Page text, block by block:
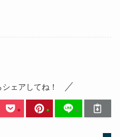
ェアしてね！